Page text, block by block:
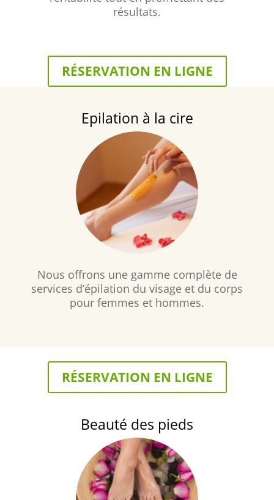
résultats.
RÉSERVATION EN LIGNE
Epilation à la cire
Nous offrons une gamme complète de
services d’épilation du visage et du corps
pour femmes et hommes.
RÉSERVATION EN LIGNE
Beauté des pieds